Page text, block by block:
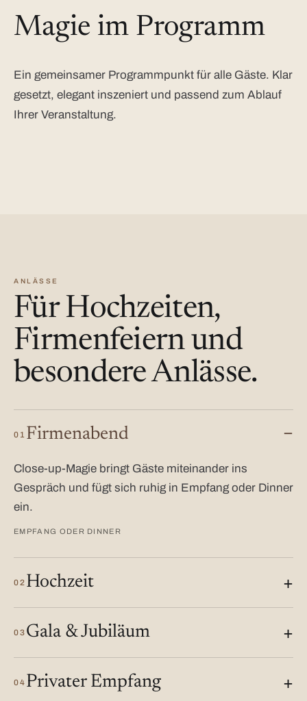
Magie im Programm
Ein gemeinsamer Programmpunkt für alle Gäste. Klar
gesetzt, elegant inszeniert und passend zum Ablauf
Ihrer Veranstaltung.
ANLÄSSE
Für Hochzeiten,
Firmenfeiern und
besondere Anlässe.
01 Firmenabend
Close-up-Magie bringt Gäste miteinander ins
Gespräch und fügt sich ruhig in Empfang oder Dinner
ein.
EMPFANG ODER DINNER
02 Hochzeit
03 Gala & Jubiläum
04 Privater Empfang